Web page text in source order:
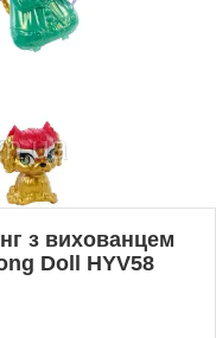
з вихованцем
Doll HYV58